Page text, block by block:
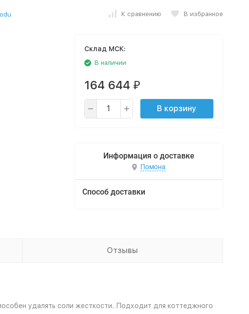
К сравнению В избранное
Cклад МСК:
В наличии
164 644 ₽
В корзину
Информация о доставке
Помона
Способ доставки
Отзывы
удалять соли жесткости. Подходит для коттеджного